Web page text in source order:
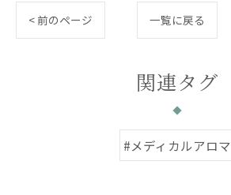
< 前のページ 一覧に戻る
関連タグ
#メディカルアロマ